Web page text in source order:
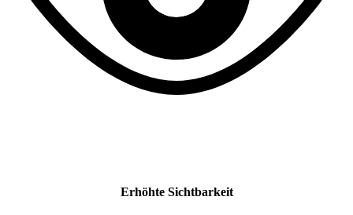
Erhöhte Sichtbarkeit